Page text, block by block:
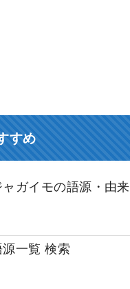
すめ
ャガイモの語源・由来
一覧 検索